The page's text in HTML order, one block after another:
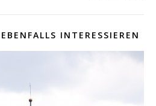
INTERESSIEREN